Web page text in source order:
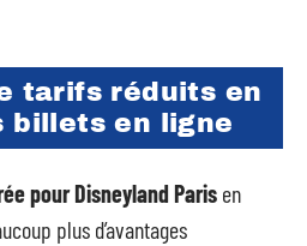
tarifs réduits en
billets en ligne
pour Disneyland Paris en
plus d’avantages